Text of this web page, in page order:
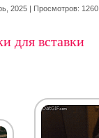
2025| Просмотров: 1260
для вставки